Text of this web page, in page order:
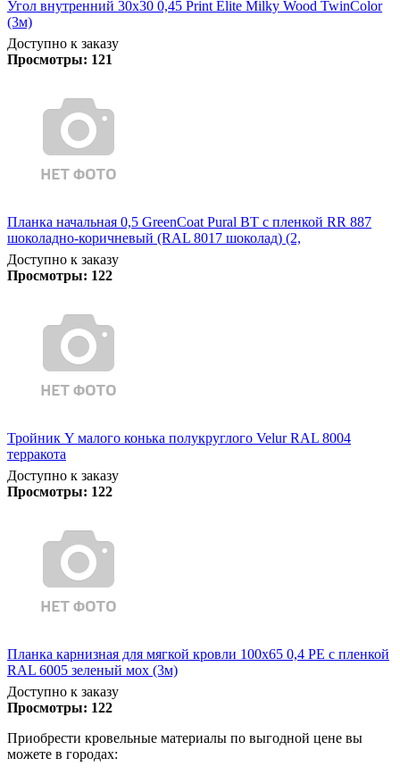
Угол внутренний 30х30 0,45 Print Elite Milky Wood TwinColor
(3м)
Доступно к заказу
Просмотры: 121
Планка начальная 0,5 GreenCoat Pural BT с пленкой RR 887
шоколадно-коричневый (RAL 8017 шоколад) (2,
Доступно к заказу
Просмотры: 122
Тройник Y малого конька полукруглого Velur RAL 8004
терракота
Доступно к заказу
Просмотры: 122
Планка карнизная для мягкой кровли 100х65 0,4 PE с пленкой
RAL 6005 зеленый мох (3м)
Доступно к заказу
Просмотры: 122
Приобрести кровельные материалы по выгодной цене вы
можете в городах: